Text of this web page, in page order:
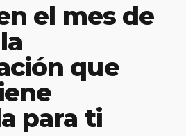
el mes de
que
para ti